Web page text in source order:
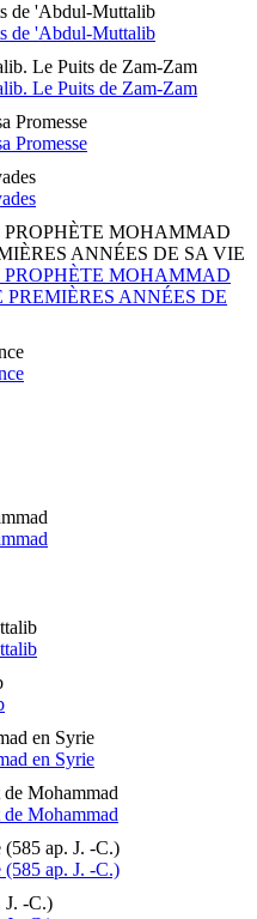
de 'Abdul-Muttalib
de 'Abdul-Muttalib
Le Puits de Zam-Zam
Le Puits de Zam-Zam
Promesse
Promesse
MOHAMMAD
ANNÉES DE SA VIE
MOHAMMAD
ANNÉES DE
en Syrie
en Syrie
Mohammad
Mohammad
(585 ap. J. -C.)
(585 ap. J. -C.)
J. -C.)